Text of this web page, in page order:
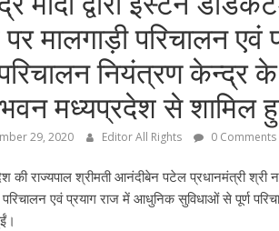
मालगाड़ी परिचालन
नियंत्रण केन्द्र
मध्यप्रदेश से शामिल
29, 2020 Editor All Rights 0 Comments
की राज्यपाल श्रीमती आनंदीबेन पटेल प्रधानमंत्री श्री
परिचालन एवं प्रयाग राज में आधुनिक सुविधाओं से पूर्ण